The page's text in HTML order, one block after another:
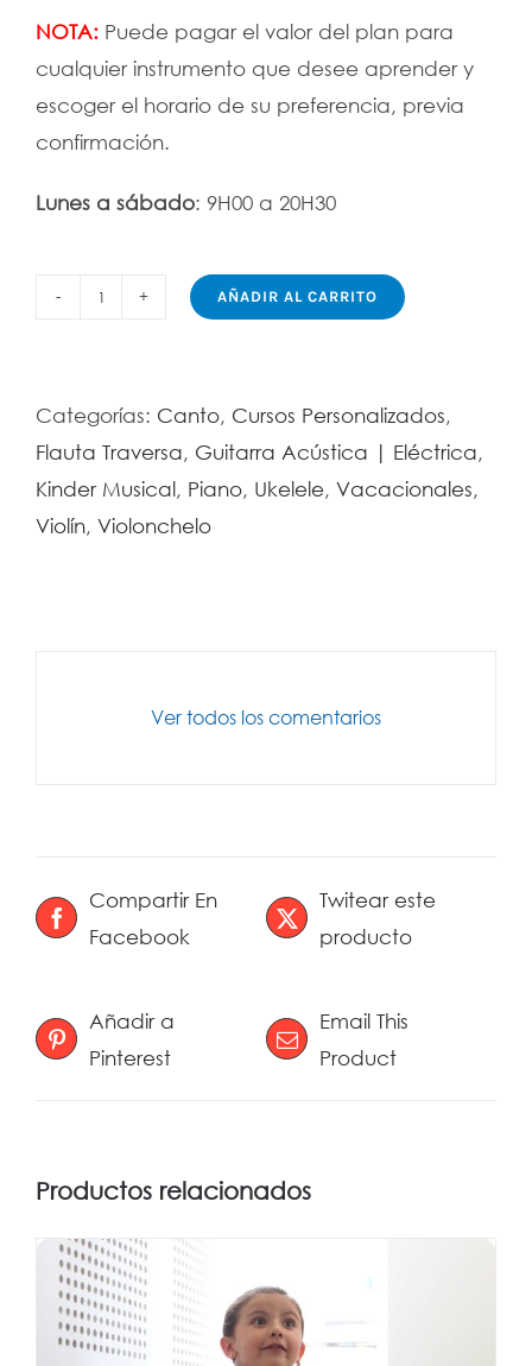
NOTA: Puede pagar el valor del plan para
cualquier instrumento que desee aprender y
escoger el horario de su preferencia, previa
confirmación.
Lunes a sábado: 9H00 a 20H30
presencial
cantidad
AÑADIR AL CARRITO
Categorías: Canto, Cursos Personalizados,
Flauta Traversa, Guitarra Acústica | Eléctrica,
Kinder Musical, Piano, Ukelele, Vacacionales,
Violín, Violonchelo
Ver todos los comentarios
Compartir En
Facebook
Twitear este
producto
Añadir a
Pinterest
Email This
Product
Productos relacionados